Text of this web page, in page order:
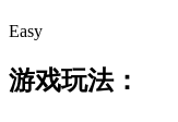
Easy
游戏玩法：